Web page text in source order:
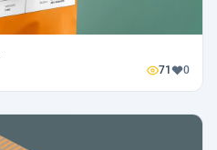
71 0